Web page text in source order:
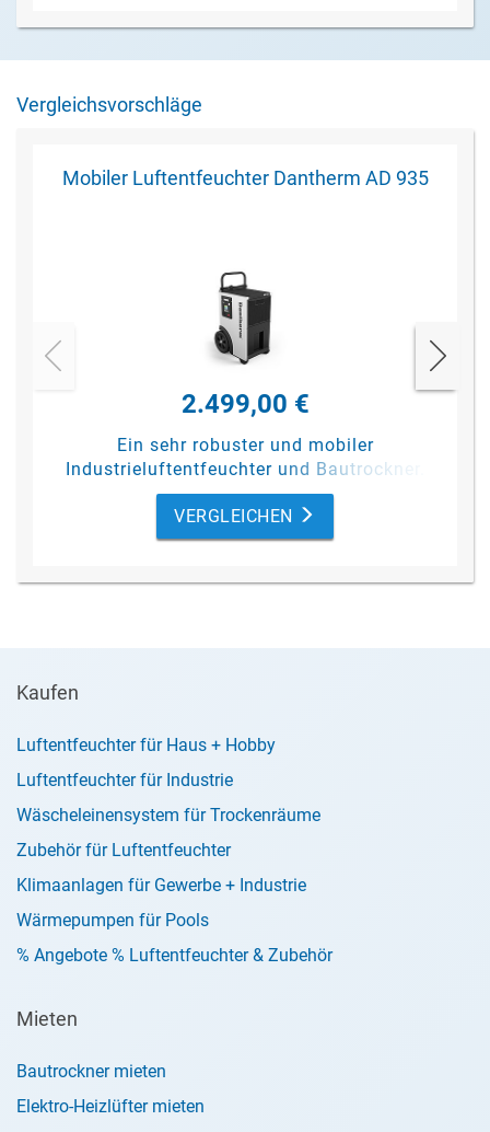
Vergleichsvorschläge
Mobiler Luftentfeuchter Dantherm AD 935
2.499,00 €
Ein sehr robuster und mobiler
Industrieluftentfeuchter und Bautrockner.
Sehr kompakt! Mit einer
Entfeuchtungsleistung von 34 Litern pro
Tag (bei 30 °C / 80 % rF).
VERGLEICHEN
Kaufen
Luftentfeuchter für Haus + Hobby
Luftentfeuchter für Industrie
Wäscheleinensystem für Trockenräume
Zubehör für Luftentfeuchter
Klimaanlagen für Gewerbe + Industrie
Wärmepumpen für Pools
% Angebote % Luftentfeuchter & Zubehör
Mieten
Bautrockner mieten
Elektro-Heizlüfter mieten